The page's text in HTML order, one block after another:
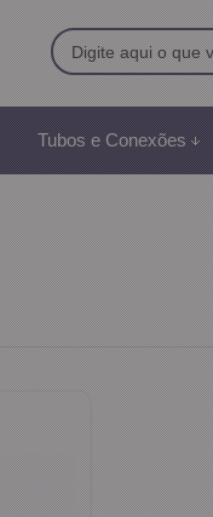
991887507
Online
Tubos e Conexões